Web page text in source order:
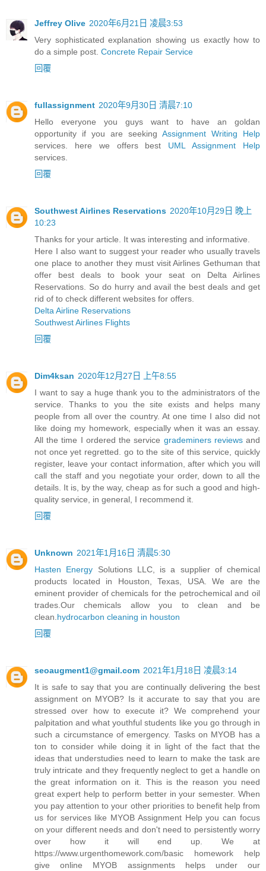
Jeffrey Olive 2020年6月21日 凌晨3:53
Very sophisticated explanation showing us exactly how to
do a simple post. Concrete Repair Service
回覆
fullassignment 2020年9月30日 清晨7:10
Hello everyone you guys want to have an goldan
opportunity if you are seeking Assignment Writing Help
services. here we offers best UML Assignment Help
services.
回覆
Southwest Airlines Reservations 2020年10月29日 晚上
10:23
Thanks for your article. It was interesting and informative.
Here I also want to suggest your reader who usually travels
one place to another they must visit Airlines Gethuman that
offer best deals to book your seat on Delta Airlines
Reservations. So do hurry and avail the best deals and get
rid of to check different websites for offers.
Delta Airline Reservations
Southwest Airlines Flights
回覆
Dim4ksan 2020年12月27日 上午8:55
I want to say a huge thank you to the administrators of the
service. Thanks to you the site exists and helps many
people from all over the country. At one time I also did not
like doing my homework, especially when it was an essay.
All the time I ordered the service grademiners reviewsand
not once yet regretted. go to the site of this service, quickly
register, leave your contact information, after which you will
call the staff and you negotiate your order, down to all the
details. It is, by the way, cheap as for such a good and high-
quality service, in general, I recommend it.
回覆
Unknown 2021年1月16日 清晨5:30
Hasten Energy Solutions LLC, is a supplier of chemical
products located in Houston, Texas, USA. We are the
eminent provider of chemicals for the petrochemical and oil
trades.Our chemicals allow you to clean and be
clean. hydrocarbon cleaning in houston
回覆
seoaugment1@gmail.com 2021年1月18日 凌晨3:14
It is safe to say that you are continually delivering the best
assignment on MYOB? Is it accurate to say that you are
stressed over how to execute it? We comprehend your
palpitation and what youthful students like you go through in
such a circumstance of emergency. Tasks on MYOB has a
ton to consider while doing it in light of the fact that the
ideas that understudies need to learn to make the task are
truly intricate and they frequently neglect to get a handle on
the great information on it. This is the reason you need
great expert help to perform better in your semester. When
you pay attention to your other priorities to benefit help from
us for services like MYOB Assignment Help you can focus
on your different needs and don't need to persistently worry
over how it will end up. We at
https://www.urgenthomework.com/basic homework help
give online MYOB assignments helps under our